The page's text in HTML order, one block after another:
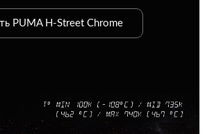
PUMA H-Street Chrome